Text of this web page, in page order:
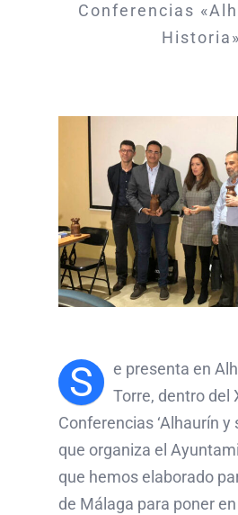
Conferencias
Historia»
S
e presenta en
Torre, dentro del
Conferencias ‘Alhaurín y
que organiza el
que hemos elaborado
de Málaga para poner